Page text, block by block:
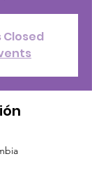
Closed